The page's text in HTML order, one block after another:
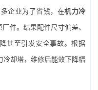
企业为了省钱，在机力冷
件。结果配件尺寸偏差、
甚至引发安全事故。根据
却塔，维修后能效下降幅